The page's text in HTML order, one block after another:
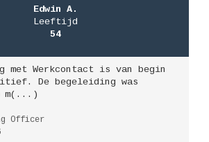
Edwin A.
Leeftijd
54
met Werkcontact is van begin
De begeleiding was
m(...)
Officer